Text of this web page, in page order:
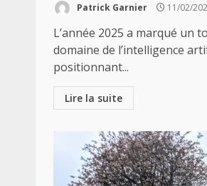
Patrick Garnier 11/02/
L’année 2025 a marqué un
domaine de l’intelligence
positionnant...
Lire la suite